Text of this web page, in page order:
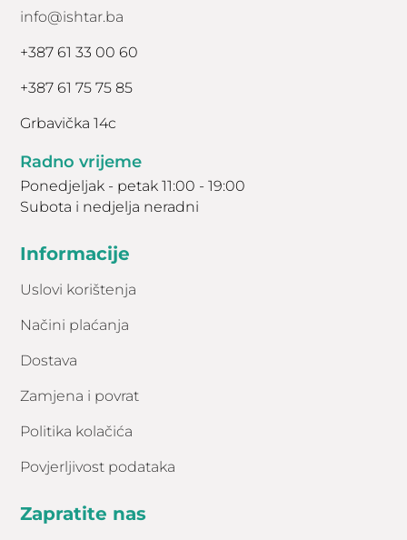
info@ishtar.ba
+387 61 33 00 60
+387 61 75 75 85
Grbavička 14c
Radno vrijeme
Ponedjeljak - petak 11:00 - 19:00
Subota i nedjelja neradni
Informacije
Uslovi korištenja
Načini plaćanja
Dostava
Zamjena i povrat
Politika kolačića
Povjerljivost podataka
Zapratite nas